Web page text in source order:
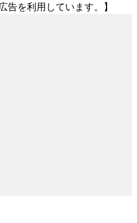
告を利用しています。】